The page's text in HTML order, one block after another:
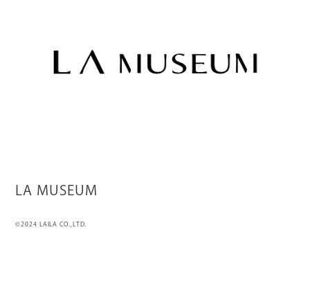
LA MUSEUM
©2024 LAILA CO.,LTD.